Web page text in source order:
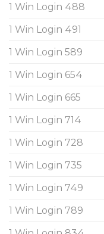
1 Win Login 488
1 Win Login 491
1 Win Login 589
1 Win Login 654
1 Win Login 665
1 Win Login 714
1 Win Login 728
1 Win Login 735
1 Win Login 749
1 Win Login 789